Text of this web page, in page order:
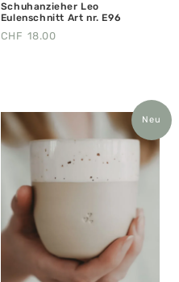
Schuhanzieher Leo
Eulenschnitt Art nr. E96
CHF 18.00
Neu